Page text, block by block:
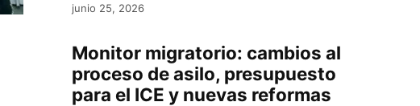
junio 25, 2026
Monitor migratorio: cambios al
proceso de asilo, presupuesto
para el ICE y nuevas reformas